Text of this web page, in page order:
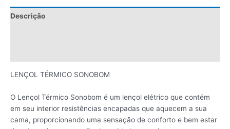
Descrição
LENÇOL TÉRMICO SONOBOM
O Lençol Térmico Sonobom é um lençol elétrico que contém
em seu interior resistências encapadas que aquecem a sua
cama, proporcionando uma sensação de conforto e bem estar